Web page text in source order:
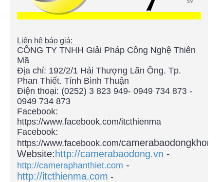
Liên hệ báo giá:
CÔNG TY TNHH Giải Pháp Công Nghệ Thiên
Mã
Địa chỉ: 192/2/1 Hải Thượng Lãn Ông. Tp.
Phan Thiết. Tỉnh Bình Thuận
Điện thoại: (0252) 3 823 949- 0949 734 873 -
0949 734 873
Facebook:
https://www.facebook.com/itcthienma
Facebook:
https://www.facebook.com/
Website:http://camerabaodong.vn -
http://cameraphanthiet.com -
http://itcthienma.com -